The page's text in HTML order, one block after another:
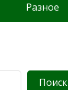
Разное
Поиск